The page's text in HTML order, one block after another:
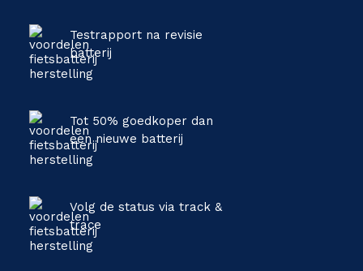
Testrapport na revisie
batterij
Tot 50% goedkoper dan
een nieuwe batterij
Volg de status via track &
trace